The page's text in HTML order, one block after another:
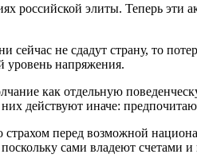
российской элиты. Теперь
сейчас не сдадут страну, то
уровень напряжения.
как отдельную
действуют иначе:
страхом перед возможной
сами владеют счетами